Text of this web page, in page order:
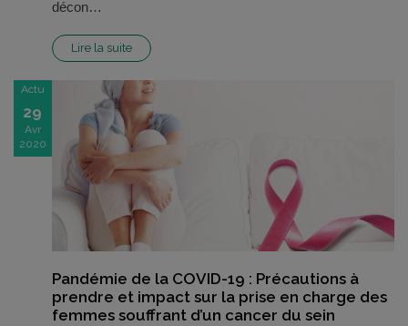
décon…
Lire la suite
Actu
29
Avr
2020
Pandémie de la COVID-19 : Précautions à
prendre et impact sur la prise en charge des
femmes souffrant d’un cancer du sein